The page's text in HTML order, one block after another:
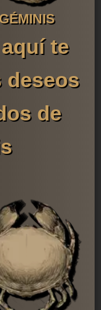
GÉMINIS
te
deseos
de